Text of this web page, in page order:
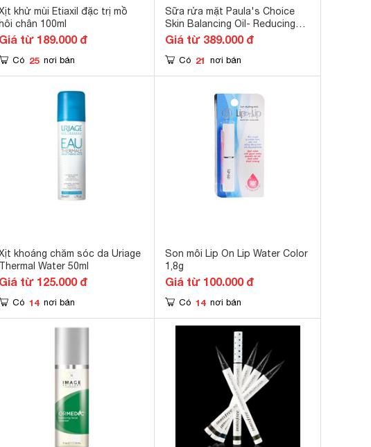
khử mùi Etiaxil đặc trị mồ
hôi chân 100ml
Giá từ 189.000 đ
Có 25 nơi bán
Sữa rửa mặt Paula's Choice
Skin Balancing Oil- Reducing
Cleanser 237ml
Giá từ 389.000 đ
Có 21 nơi bán
khoáng chăm sóc da Uriage
Thermal Water 50ml
Giá từ 125.000 đ
Có 14 nơi bán
Son môi Lip On Lip Water Color
1,8g
Giá từ 100.000 đ
Có 14 nơi bán